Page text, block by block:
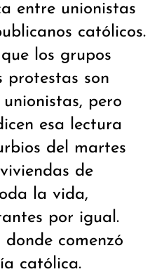
entre unionistas
católicos.
los grupos
protestas son
pero
esa lectura
del martes
de
la vida,
por igual.
comenzó
católica.